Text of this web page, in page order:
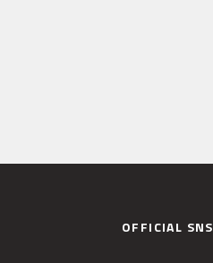
OFFICIAL SNS